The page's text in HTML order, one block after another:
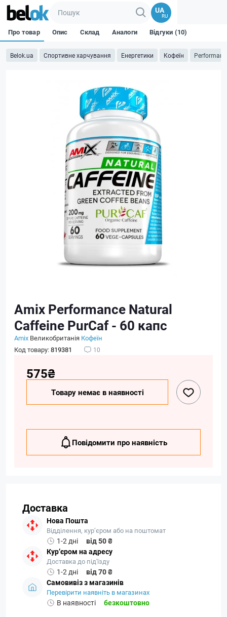
UA
RU
Belok.ua Спортивне харчування Енергетики Кофеїн
Про товар Опис Склад Аналоги Відгуки (10)
Amix Performance Natural
Caffeine PurCaf - 60 капс
Amix Великобританія Кофеїн
Код товару:819381 10
575₴
Товару немає в наявності
Повідомити про наявність
Доставка
Нова Пошта
Відділення, кур’єром або на поштомат
1-2 дні
від 50 ₴
Кур’єром на адресу
Доставка до під'їзду
1-2 дні
від 70 ₴
Самовивіз з магазинів
Перевірити наявніть в магазинах
В наявності безкоштовно